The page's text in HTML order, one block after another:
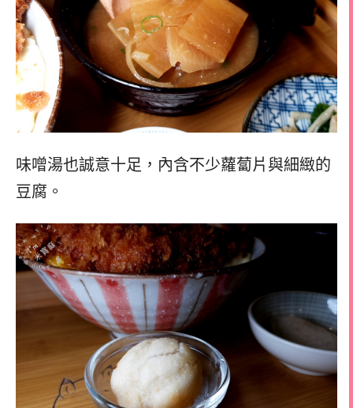
味噌湯也誠意十足，內含不少蘿蔔片與細緻的
豆腐。